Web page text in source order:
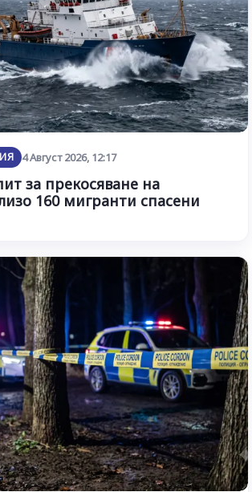
4 Август 2026, 12:17
за прекосяване на
160 мигранти спасени